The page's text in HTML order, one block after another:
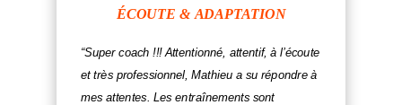
ÉCOUTE & ADAPTATION
“Super coach !!! Attentionné, attentif, à l’écoute
et très professionnel, Mathieu a su répondre à
mes attentes. Les entraînements sont